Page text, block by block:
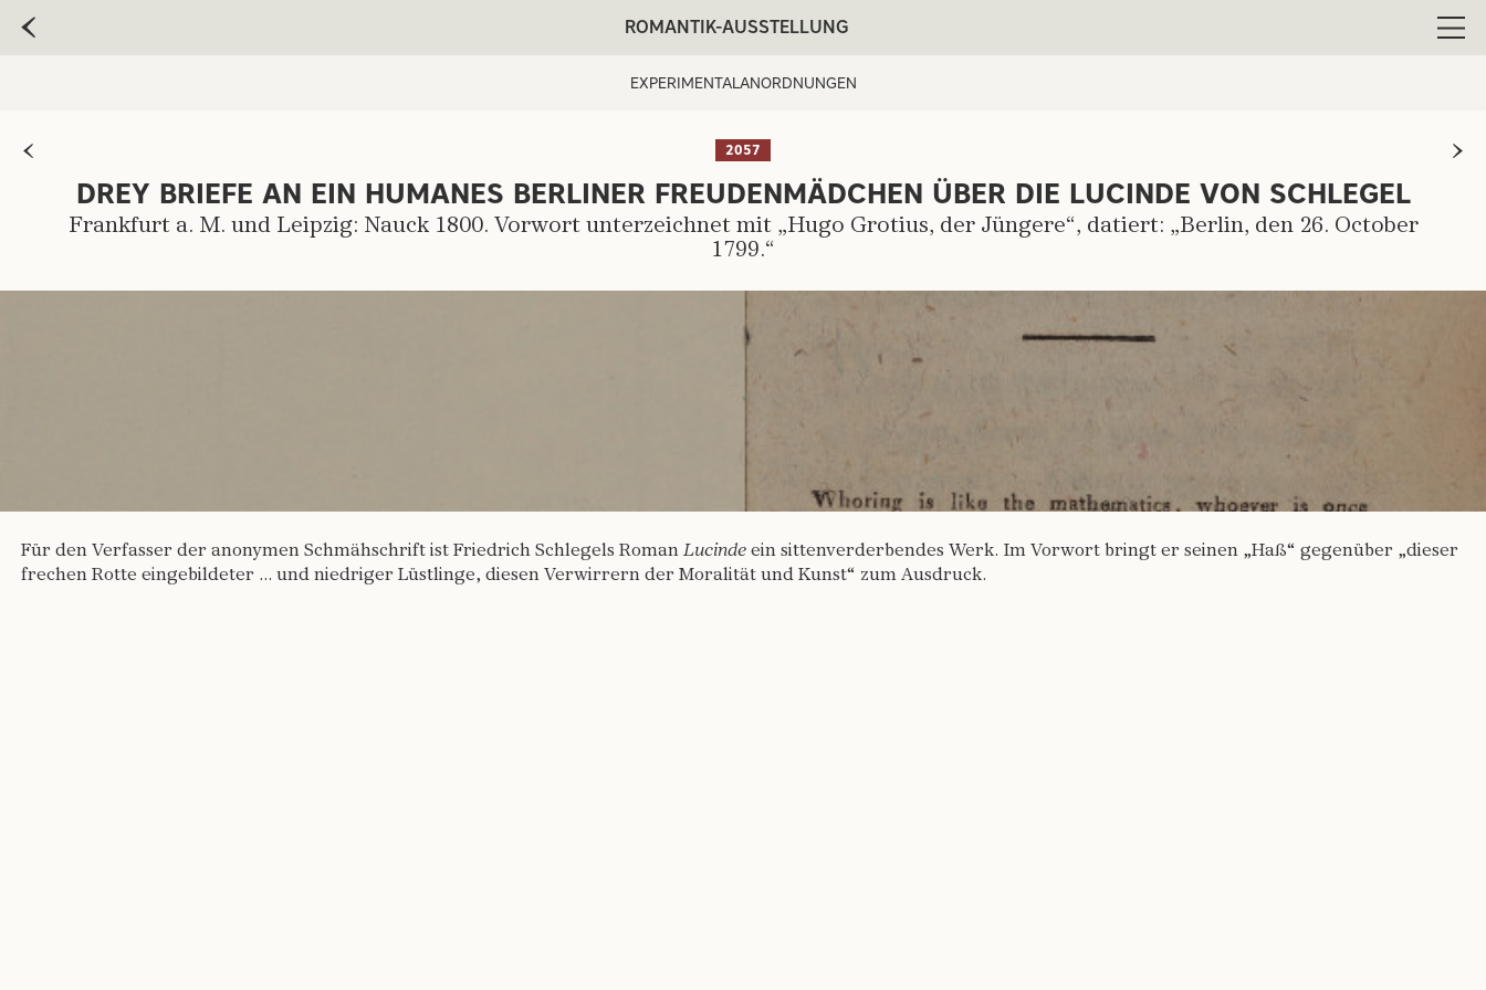
ROMANTIK-AUSSTELLUNG
EXPERIMENTALANORDNUNGEN
2057
ARTIST:
DREY BRIEFE AN EIN HUMANES BERLINER FREUDENMÄDCHEN ÜBER DIE LUCINDE VON SCHLEGEL
Frankfurt a. M. und Leipzig: Nauck 1800. Vorwort unterzeichnet mit „Hugo Grotius, der Jüngere“, datiert: „Berlin, den 26. October
1799.“
Für den Verfasser der anonymen Schmähschrift ist Friedrich Schlegels Roman Lucinde ein sittenverderbendes Werk. Im Vorwort bringt er seinen „Haß“ gegenüber „dieser
frechen Rotte eingebildeter ... und niedriger Lüstlinge, diesen Verwirrern der Moralität und Kunst“ zum Ausdruck.